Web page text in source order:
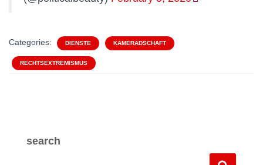
Categories: DIENSTE KAMERADSCHAFT
RECHTSEXTREMISMUS
search